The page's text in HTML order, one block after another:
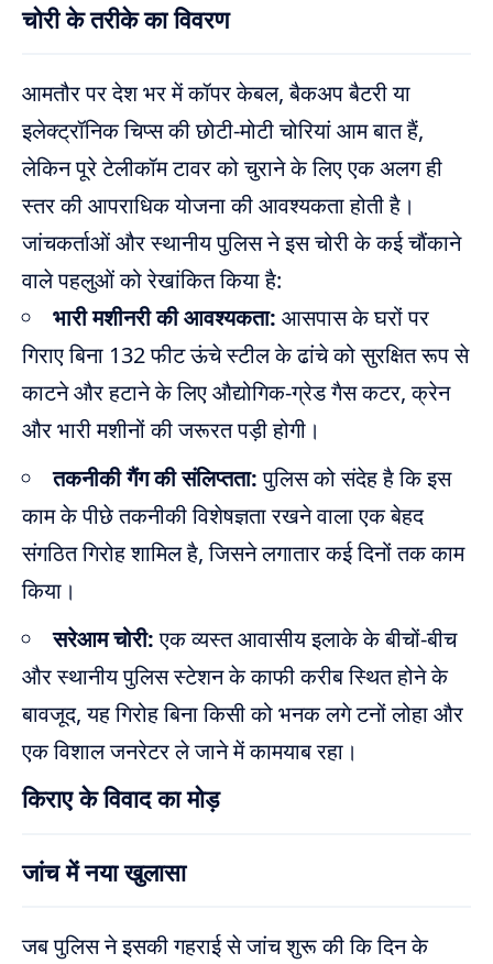
चोरी के तरीके का विवरण
आमतौर पर देश भर में कॉपर केबल, बैकअप बैटरी या
इलेक्ट्रॉनिक चिप्स की छोटी-मोटी चोरियां आम बात हैं,
लेकिन पूरे टेलीकॉम टावर को चुराने के लिए एक अलग ही
स्तर की आपराधिक योजना की आवश्यकता होती है।
जांचकर्ताओं और स्थानीय पुलिस ने इस चोरी के कई चौंकाने
वाले पहलुओं को रेखांकित किया है:
भारी मशीनरी की आवश्यकता: आसपास के घरों पर
गिराए बिना 132 फीट ऊंचे स्टील के ढांचे को सुरक्षित रूप से
काटने और हटाने के लिए औद्योगिक-ग्रेड गैस कटर, क्रेन
और भारी मशीनों की जरूरत पड़ी होगी।
तकनीकी गैंग की संलिप्तता:पुलिस को संदेह है कि इस
काम के पीछे तकनीकी विशेषज्ञता रखने वाला एक बेहद
संगठित गिरोह शामिल है, जिसने लगातार कई दिनों तक काम
किया।
सरेआम चोरी:एक व्यस्त आवासीय इलाके के बीचों-बीच
और स्थानीय पुलिस स्टेशन के काफी करीब स्थित होने के
बावजूद, यह गिरोह बिना किसी को भनक लगे टनों लोहा और
एक विशाल जनरेटर ले जाने में कामयाब रहा।
किराए के विवाद का मोड़
जांच में नया खुलासा
जब पुलिस ने इसकी गहराई से जांच शुरू की कि दिन के